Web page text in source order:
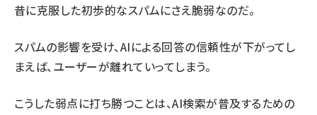
昔に克服した初歩的なスパムにさえ脆弱なのだ。
スパムの影響を受け、AIによる回答の信頼性が下がってし
まえば、ユーザーが離れていってしまう。
こうした弱点に打ち勝つことは、AI検索が普及するための